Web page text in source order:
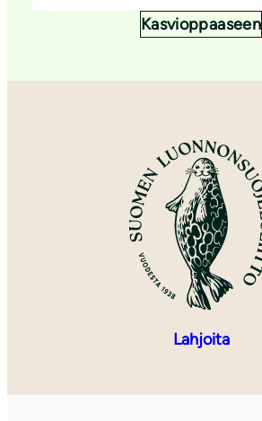
Kasvioppaaseen
Lahjoita